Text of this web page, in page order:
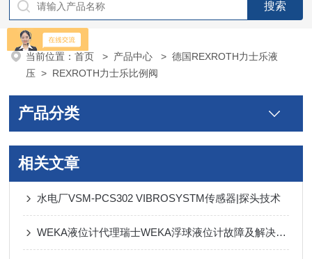
泵，安沃驰Aventics电磁阀|气缸，Samson萨姆森定位器
当前位置：首页 > 产品中心 >德国REXROTH力士乐液
压 > REXROTH力士乐比例阀
产品分类
相关文章
水电厂VSM-PCS302 VIBROSYSTM传感器|探头技术
WEKA液位计代理瑞士WEKA浮球液位计故障及解决方法